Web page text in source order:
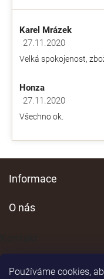
Používáme cookies,
obchodu
4,9
hvězdiček.
Karel Mrázek
Hodnocení obchodu je
27.11.2020
Velká spokojenost,
Honza
Hodnocení obchodu je
27.11.2020
Všechno ok.
Informace
O nás